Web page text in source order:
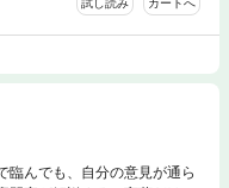
試し読み カートへ
んでも、自分の意見が通ら